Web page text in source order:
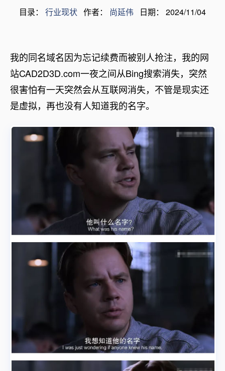
目录： 行业现状 作者： 尚延伟 日期： 2024/11/04
我的同名域名因为忘记续费而被别人抢注，我的网
站CAD2D3D.com一夜之间从Bing搜索消失，突然
很害怕有一天突然会从互联网消失，不管是现实还
是虚拟，再也没有人知道我的名字。